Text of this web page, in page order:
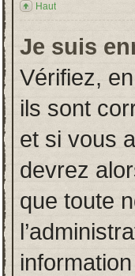
Haut
Je suis
Vérifiez,
ils sont
et si vous
devrez
que toute